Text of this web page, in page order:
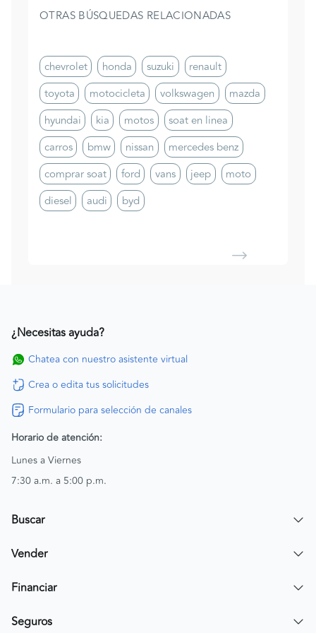
OTRAS BÚSQUEDAS RELACIONADAS
chevrolet honda suzuki
renault
toyota
motocicleta volkswagen
mazda
hyundai
kia motos
soat en linea
carros
bmw nissan
mercedes benz
comprar soat
ford vans jeep
moto
diesel
audi byd
¿Necesitas ayuda?
Chatea con nuestro asistente virtual
Crea o edita tus solicitudes
Formulario para selección de canales
Horario de atención:
Lunes a Viernes
7:30 a.m. a 5:00 p.m.
Buscar
Encuentra un carro
Vender
Publicar mi vehículo
Financiar
Simular crédito
Seguros